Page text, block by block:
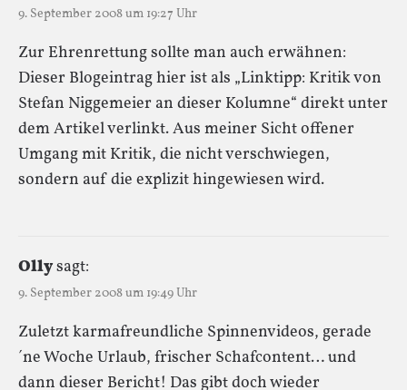
9. September 2008 um 19:27 Uhr
Zur Ehrenrettung sollte man auch erwähnen:
Dieser Blogeintrag hier ist als „Linktipp: Kritik von
Stefan Niggemeier an dieser Kolumne“ direkt unter
dem Artikel verlinkt. Aus meiner Sicht offener
Umgang mit Kritik, die nicht verschwiegen,
sondern auf die explizit hingewiesen wird.
Ollysagt:
9. September 2008 um 19:49 Uhr
Zuletzt karmafreundliche Spinnenvideos, gerade
´ne Woche Urlaub, frischer Schafcontent… und
dann dieser Bericht! Das gibt doch wieder